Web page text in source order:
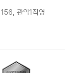
관악1직영